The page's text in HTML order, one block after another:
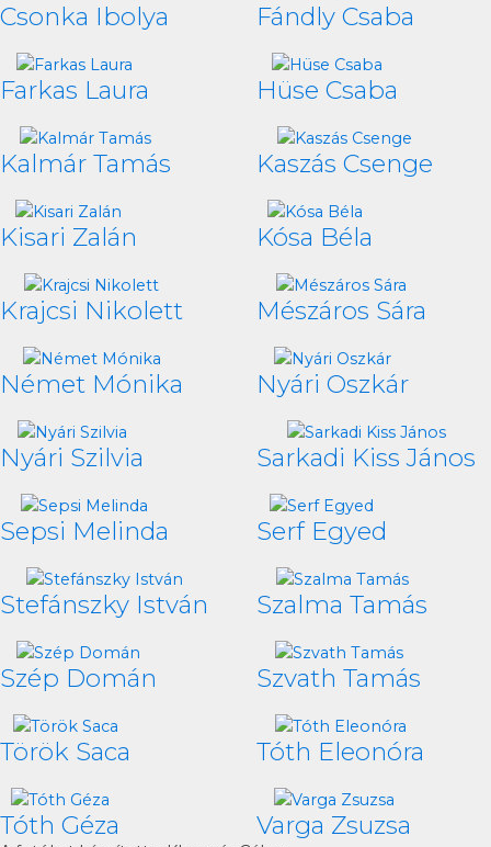
Csonka Ibolya Fándly Csaba
Farkas Laura Hüse Csaba
Kalmár Tamás Kaszás Csenge
Kisari Zalán Kósa Béla
Krajcsi Nikolett Mészáros Sára
Német Mónika Nyári Oszkár
Nyári Szilvia Sarkadi Kiss János
Sepsi Melinda Serf Egyed
Stefánszky István Szalma Tamás
Szép Domán Szvath Tamás
Török Saca Tóth Eleonóra
Tóth Géza Varga Zsuzsa